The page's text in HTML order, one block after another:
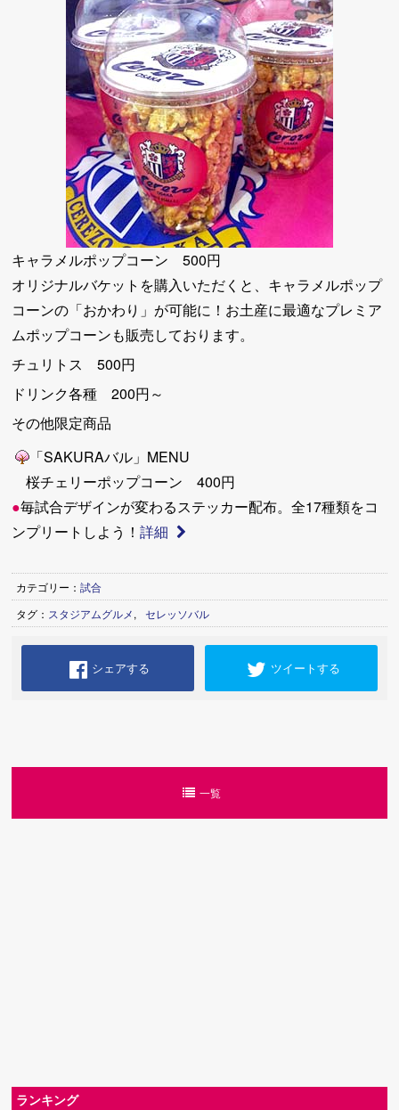
キャラメルポップコーン 500円
オリジナルバケットを購入いただくと、キャラメルポップ
コーンの「おかわり」が可能に！お土産に最適なプレミア
ムポップコーンも販売しております。
チュリトス 500円
ドリンク各種 200円～
その他限定商品
「SAKURAバル」MENU
桜チェリーポップコーン 400円
●毎試合デザインが変わるステッカー配布。全17種類をコ
ンプリートしよう！詳細
カテゴリー：試合
タグ： スタジアムグルメ, セレッソバル
シェアする ツイートする
一覧
ランキング